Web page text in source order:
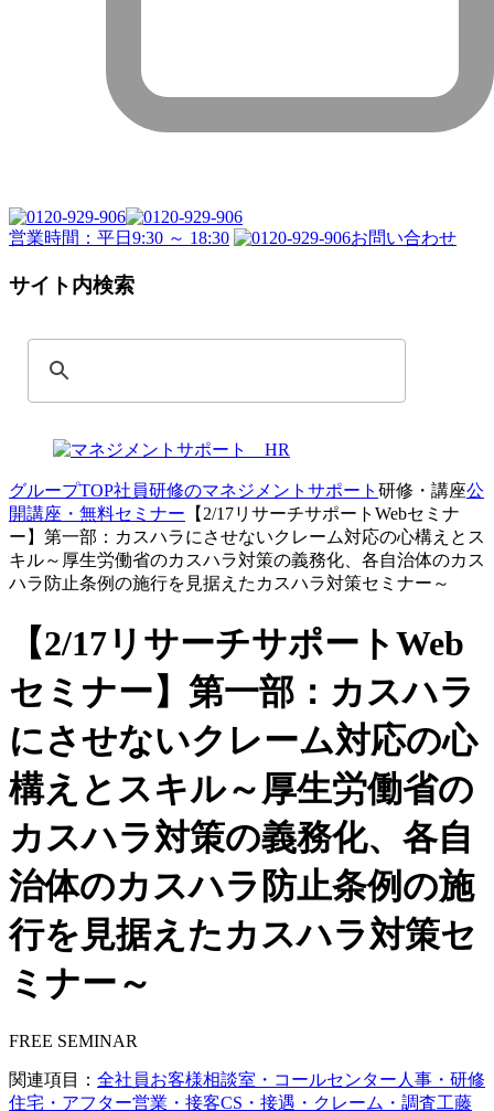
営業時間：平日9:30 ～ 18:30 お問い合わせ
サイト内検索
グループTOP社員研修のマネジメントサポート 研修・講座公
開講座・無料セミナー 【2/17リサーチサポートWebセミナ
ー】第一部：カスハラにさせないクレーム対応の心構えとス
キル～厚生労働省のカスハラ対策の義務化、各自治体のカス
ハラ防止条例の施行を見据えたカスハラ対策セミナー～
【2/17リサーチサポートWeb
セミナー】第一部：カスハラ
にさせないクレーム対応の心
構えとスキル～厚生労働省の
カスハラ対策の義務化、各自
治体のカスハラ防止条例の施
行を見据えたカスハラ対策セ
ミナー～
FREE SEMINAR
関連項目： 全社員お客様相談室・コールセンター 人事・研修
住宅・アフター営業・接客CS・接遇・クレーム・調査工藤